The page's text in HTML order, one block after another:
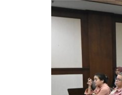
Papua
zainal_ wahyudi